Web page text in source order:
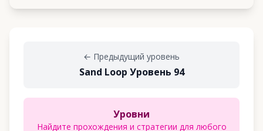
← Предыдущий уровень
Sand Loop Уровень 94
Уровни
Найдите прохождения и стратегии для любого